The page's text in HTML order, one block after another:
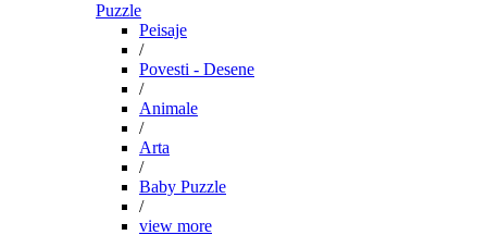
Puzzle
Peisaje
/
Povesti - Desene
/
Animale
/
Arta
/
Baby Puzzle
/
view more